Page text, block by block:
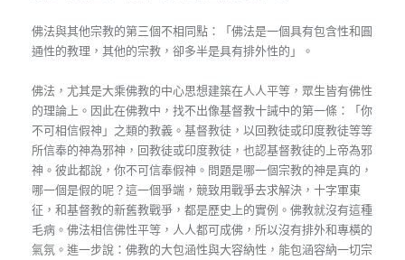
佛法與其他宗教的第三個不相同點：「佛法是一個具有包含性和圓
通性的教理，其他的宗教，卻多半是具有排外性的」。
佛法，尤其是大乘佛教的中心思想建築在人人平等，眾生皆有佛性
的理論上。因此在佛教中，找不出像基督教十誡中的第一條：「你
不可相信假神」之類的教義。基督教徒，以回教徒或印度教徒等等
所信奉的神為邪神，回教徒或印度教徒，也認基督教徒的上帝為邪
神。彼此都說，你不可信奉假神。問題是哪一個宗教的神是真的，
哪一個是假的呢？這一個爭端，競致用戰爭去求解決，十字軍東
征，和基督教的新舊教戰爭，都是歷史上的實例。佛教就沒有這種
毛病。佛法相信佛性平等，人人都可成佛，所以沒有排外和專橫的
氣氛。進一步說：佛教的大包涵性與大容納性，能包涵容納一切宗